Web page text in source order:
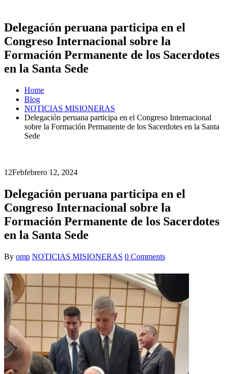
Delegación peruana participa en el
Congreso Internacional sobre la
Formación Permanente de los Sacerdotes
en la Santa Sede
Home
Blog
NOTICIAS MISIONERAS
Delegación peruana participa en el Congreso Internacional
sobre la Formación Permanente de los Sacerdotes en la Santa
Sede
12Febfebrero 12, 2024
Delegación peruana participa en el
Congreso Internacional sobre la
Formación Permanente de los Sacerdotes
en la Santa Sede
By omp NOTICIAS MISIONERAS 0 Comments